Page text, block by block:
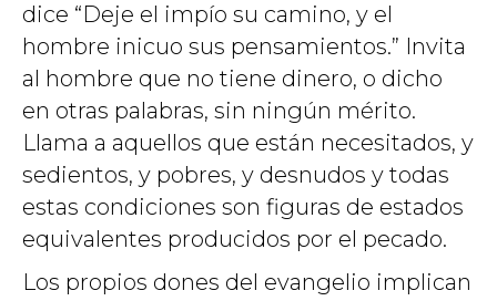
dice “Deje el impío su camino, y el
hombre inicuo sus pensamientos.” Invita
al hombre que no tiene dinero, o dicho
en otras palabras, sin ningún mérito.
Llama a aquellos que están necesitados, y
sedientos, y pobres, y desnudos y todas
estas condiciones son figuras de estados
equivalentes producidos por el pecado.
Los propios dones del evangelio implican